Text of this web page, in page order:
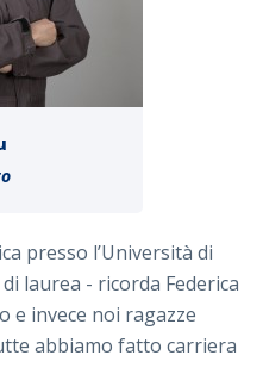
presso l’Università di
laurea - ricorda Federica
e invece noi ragazze
abbiamo fatto carriera